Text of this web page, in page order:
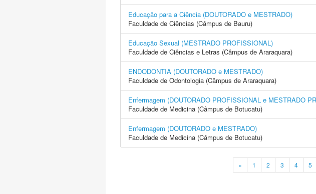
Educação para a Ciência (DOUTORADO e MESTRADO)
Faculdade de Ciências (Câmpus de Bauru)
Educação Sexual (MESTRADO PROFISSIONAL)
Faculdade de Ciências e Letras (Câmpus de Araraquara)
ENDODONTIA (DOUTORADO e MESTRADO)
Faculdade de Odontologia (Câmpus de Araraquara)
Enfermagem (DOUTORADO PROFISSIONAL e MESTRADO
Faculdade de Medicina (Câmpus de Botucatu)
Enfermagem (DOUTORADO e MESTRADO)
Faculdade de Medicina (Câmpus de Botucatu)
« 1 2 3 4 5